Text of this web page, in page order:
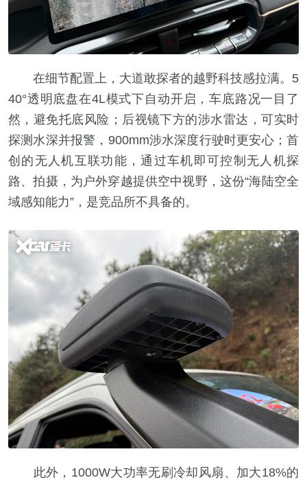
在细节配置上，大道敢探者的越野科技感拉满。5
40°透明底盘在4L模式下自动开启，车底路况一目了
然，避免托底风险；后视镜下方的涉水雷达，可实时
探测水深并报警，900mm涉水深度行驶时更安心；首
创的无人机互联功能，通过车机即可控制无人机探
路、拍摄，为户外穿越提供空中视野，这份“海陆空全
域感知能力”，是竞品所不具备的。
此外，1000W大功率无刷冷却风扇、加大18%的